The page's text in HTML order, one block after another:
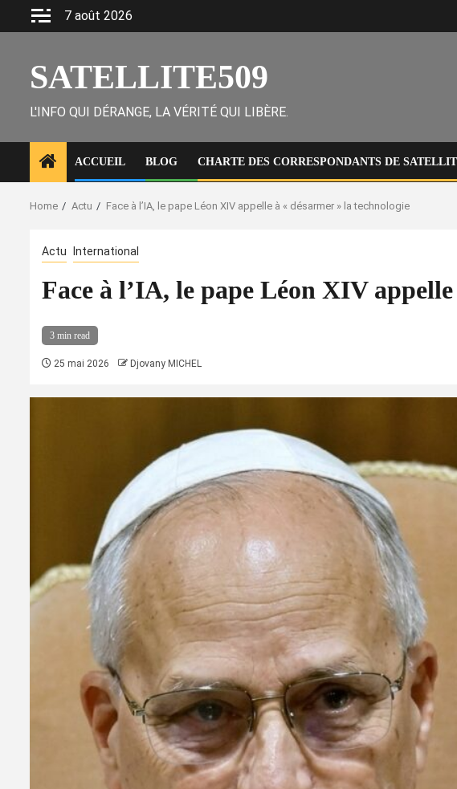
7 août 2026
SATELLITE509
L'INFO QUI DÉRANGE, LA VÉRITÉ QUI LIBÈRE.
ACCUEIL BLOG CHARTE DES CORRESPONDANTS DE
Home Actu Face à l’IA, le pape Léon XIV appelle à « désarmer » la technologie
Actu International
Face à l’IA, le pape Léon XIV
3 min read
25 mai 2026 Djovany MICHEL